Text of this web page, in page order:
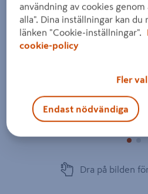
Dra på bilden
användning av cookies
alla". Dina inställningar kan du
länken "Cookie-inställningar".
cookie-policy
Fler val
Endast nödvändiga